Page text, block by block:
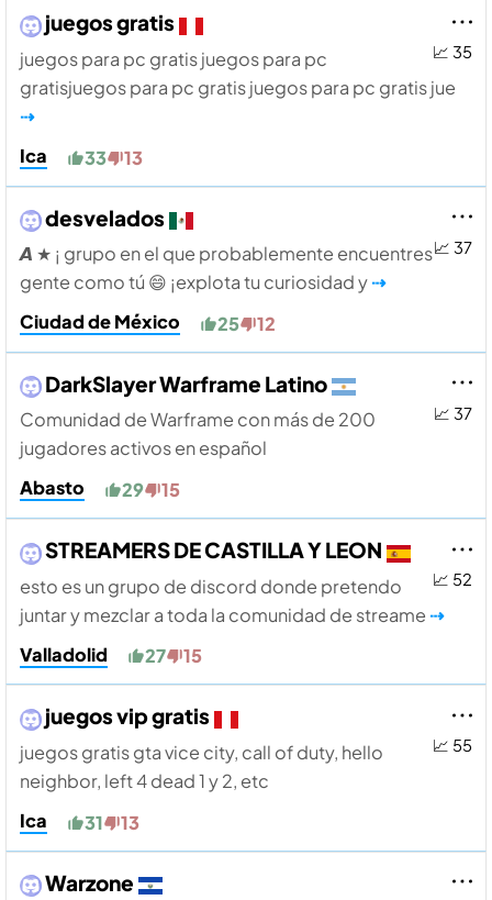
📈 35
juegos gratis
juegos para pc gratis juegos para pc
gratisjuegos para pc gratis juegos para pc gratis jue
⇢
Ica
33 13
📈 37
desvelados
𝘼 ★ ¡ grupo en el que probablemente encuentres
gente como tú 😄 ¡explota tu curiosidad y⇢
Ciudad de México
25 12
📈 37
DarkSlayer Warframe Latino
Comunidad de Warframe con más de 200
jugadores activos en español
Abasto
29 15
📈 52
STREAMERS DE CASTILLA Y LEON
esto es un grupo de discord donde pretendo
juntar y mezclar a toda la comunidad de streame ⇢
Valladolid
27 15
📈 55
juegos vip gratis
juegos gratis gta vice city, call of duty, hello
neighbor, left 4 dead 1 y 2, etc
Ica
31 13
Warzone